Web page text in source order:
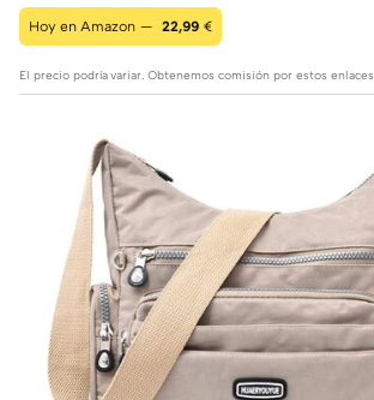
Hoy en Amazon — 22,99 €
El precio podría variar. Obtenemos comisión por estos enlaces